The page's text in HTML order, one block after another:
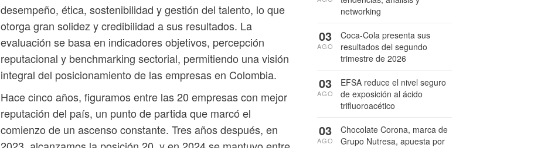
desempeño, ética, sostenibilidad y gestión del talento, lo que
otorga gran solidez y credibilidad a sus resultados. La
evaluación se basa en indicadores objetivos, percepción
reputacional y benchmarking sectorial, permitiendo una visión
integral del posicionamiento de las empresas en Colombia.
Hace cinco años, figuramos entre las 20 empresas con mejor
reputación del país, un punto de partida que marcó el
comienzo de un ascenso constante. Tres años después, en
networking
Coca-Cola presenta sus
resultados del segundo
trimestre de 2026
03
AGO
EFSA reduce el nivel seguro
de exposición al ácido
trifluoroacético
03
AGO
Chocolate Corona, marca de
Grupo Nutresa, apuesta por
03
AGO